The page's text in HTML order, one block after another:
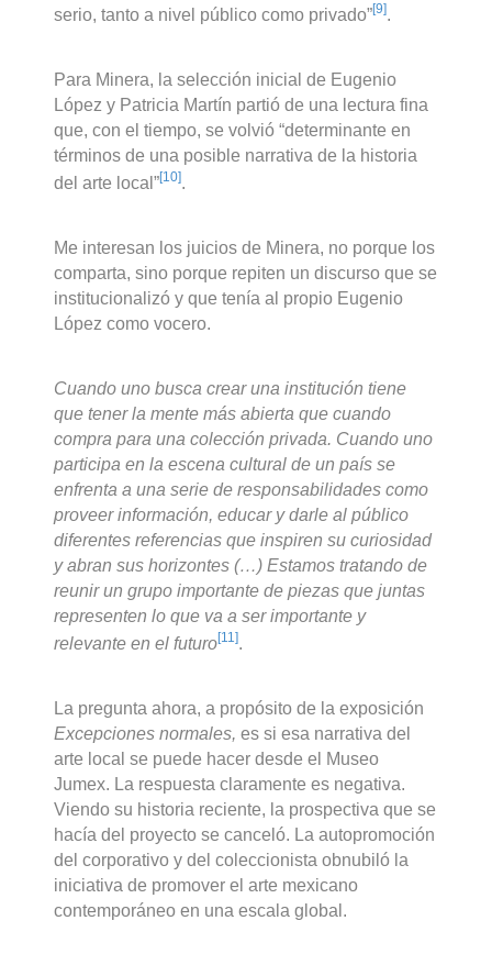
serio, tanto a nivel público como privado”[9].
Para Minera, la selección inicial de Eugenio
López y Patricia Martín partió de una lectura fina
que, con el tiempo, se volvió “determinante en
términos de una posible narrativa de la historia
del arte local”[10].
Me interesan los juicios de Minera, no porque los
comparta, sino porque repiten un discurso que se
institucionalizó y que tenía al propio Eugenio
López como vocero.
Cuando uno busca crear una institución tiene
que tener la mente más abierta que cuando
compra para una colección privada. Cuando uno
participa en la escena cultural de un país se
enfrenta a una serie de responsabilidades como
proveer información, educar y darle al público
diferentes referencias que inspiren su curiosidad
y abran sus horizontes (…) Estamos tratando de
reunir un grupo importante de piezas que juntas
representen lo que va a ser importante y
relevante en el futuro[11].
La pregunta ahora, a propósito de la exposición
Excepciones normales, es si esa narrativa del
arte local se puede hacer desde el Museo
Jumex. La respuesta claramente es negativa.
Viendo su historia reciente, la prospectiva que se
hacía del proyecto se canceló. La autopromoción
del corporativo y del coleccionista obnubiló la
iniciativa de promover el arte mexicano
contemporáneo en una escala global.